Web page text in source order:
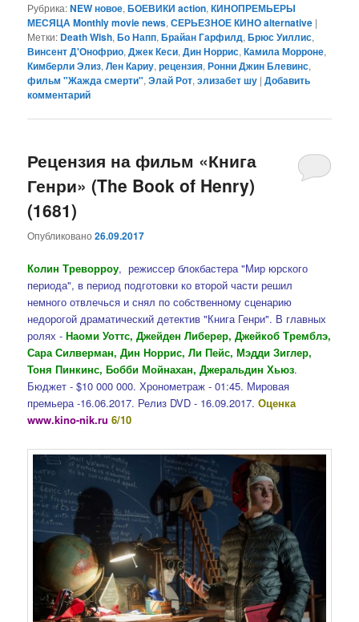
Рубрика:NEW новое,БОЕВИКИ action,КИНОПРЕМЬЕРЫ
МЕСЯЦА Monthly movie news,СЕРЬЕЗНОЕ КИНО alternative |
Метки: Death Wish,Бо Напп,Брайан Гарфилд,Брюс Уиллис,
Винсент Д'Онофрио,Джек Кеси,Дин Норрис,Камила Морроне,
Кимберли Элиз,Лен Кариу,рецензия,Ронни Джин Блевинс,
фильм "Жажда смерти",Элай Рот,элизабет шу |Добавить
комментарий
Рецензия на фильм «Книга
Генри» (The Book of Henry)
(1681)
Опубликовано26.09.2017
Колин Треворроу, режиссер блокбастера "Мир юрского
периода", в период подготовки ко второй части решил
немного отвлечься и снял по собственному сценарию
недорогой драматический детектив "Книга Генри". В главных
ролях -Наоми Уоттс, Джейден Либерер, Джейкоб Тремблэ,
Сара Силверман, Дин Норрис, Ли Пейс, Мэдди Зиглер,
Тоня Пинкинс, Бобби Мойнахан, Джеральдин Хьюз.
Бюджет - $10 000 000. Хронометраж - 01:45. Мировая
премьера -16.06.2017. Релиз DVD - 16.09.2017. Оценка
www.kino-nik.ru 6/10